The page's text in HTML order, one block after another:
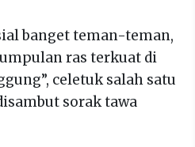
banget teman-teman,
ras terkuat di
celetuk salah satu
sorak tawa